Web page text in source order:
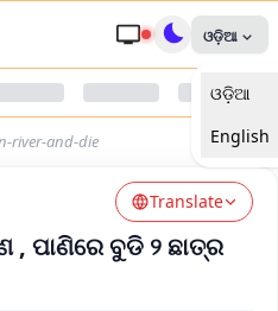
ଓଡ଼ିଆ
ଓଡ଼ିଆ
English
river-and-die
Translate
, ପାଣିରେ ବୁଡି ୨ ଛାତ୍ର